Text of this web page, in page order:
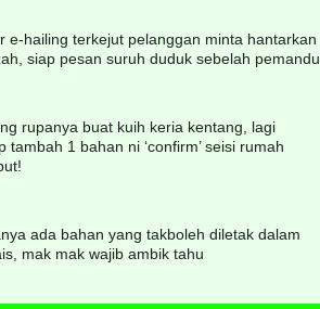
e-hailing terkejut pelanggan minta hantarkan
siap pesan suruh duduk sebelah pemandu
rupanya buat kuih keria kentang, lagi
tambah 1 bahan ni ‘confirm’ seisi rumah
ada bahan yang takboleh diletak dalam
mak mak wajib ambik tahu